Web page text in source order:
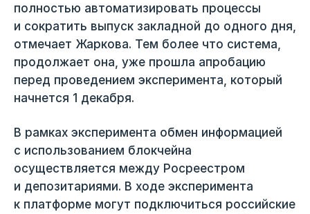
полностью автоматизировать процессы
и сократить выпуск закладной до одного дня,
отмечает Жаркова. Тем более что система,
продолжает она, уже прошла апробацию
перед проведением эксперимента, который
начнется 1 декабря.
В рамках эксперимента обмен информацией
с использованием блокчейна
осуществляется между Росреестром
и депозитариями. В ходе эксперимента
к платформе могут подключиться российские